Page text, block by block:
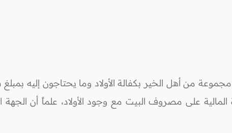
من أهل الخير بكفالة الأولاد وما يحتاجون إليه
على مصروف البيت مع وجود الأولاد، علماً أن الجهة